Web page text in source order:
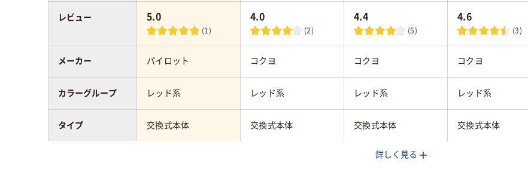
5.0
(1)
4.0
(2)
4.4
(5)
4.6
(3)
パイロット コクヨ コクヨ コクヨ
レッド系 レッド系 レッド系 レッド系
交換式本体 交換式本体 交換式本体 交換式本体
レビュー
メーカー
カラーグループ
タイプ
詳しく見る